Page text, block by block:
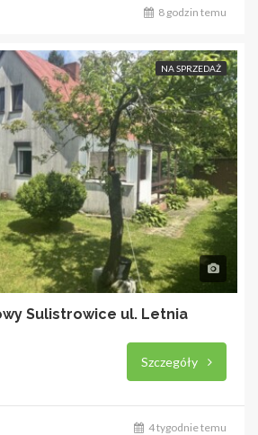
8 godzin temu
NA SPRZEDAŻ
Sulistrowice ul. Letnia
Szczegóły
4 tygodnie temu